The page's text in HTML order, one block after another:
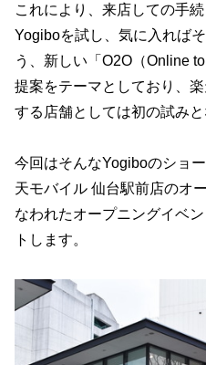
これにより、来店しての手
Yogiboを試し、気に入れば
う、新しい「O2O（Online
提案をテーマとしており、
する店舗としては初の試みと
今回はそんなYogiboのショ
天モバイル 仙台駅前店のオ
なわれたオープニングイベ
トします。